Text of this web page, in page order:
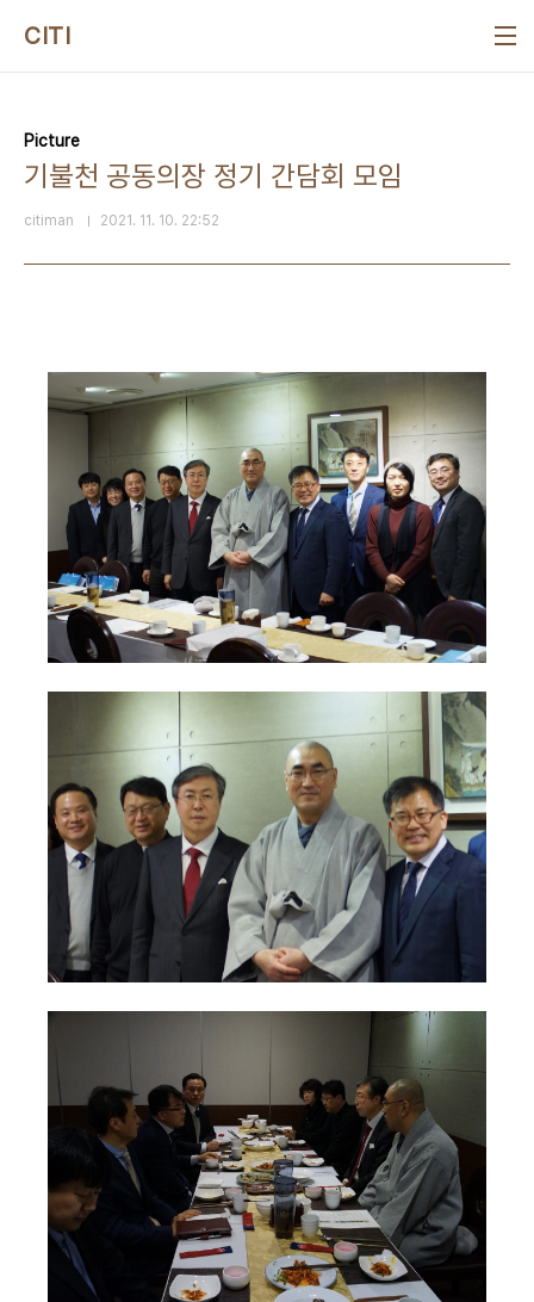
CITI
Picture
기불천 공동의장 정기 간담회 모임
citiman 2021. 11. 10. 22:52